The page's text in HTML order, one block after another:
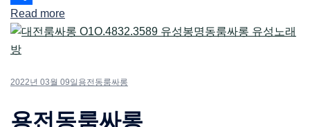
Share
Read more
2022년 03월 09일 용전동룸싸롱
용전동룸싸롱